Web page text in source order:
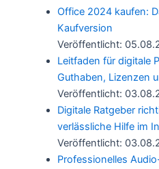
Office 2024 kaufen:
Kaufversion
Veröffentlicht:
Leitfaden für digitale
Guthaben, Lizenzen
Veröffentlicht:
Digitale Ratgeber
verlässliche Hilfe im
Veröffentlicht:
Professionelles